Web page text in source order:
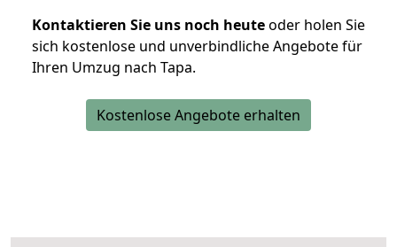
Kontaktieren Sie uns noch heuteoder holen Sie
sich kostenlose und unverbindliche Angebote für
Ihren Umzug nach Tapa.
Kostenlose Angebote erhalten